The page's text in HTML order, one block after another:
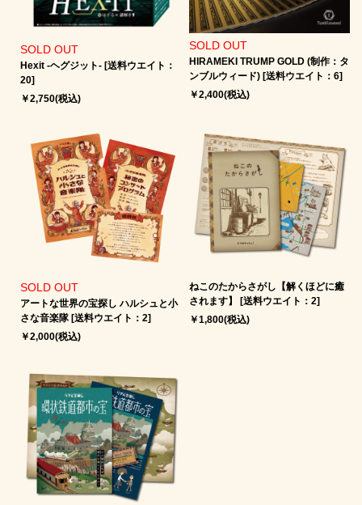
SOLD OUT
Hexit -ヘグジット‐ [送料ウエイト：
20]
￥2,750(税込)
SOLD OUT
HIRAMEKI TRUMP GOLD (制作：タ
ンブルウィード) [送料ウエイト：6]
￥2,400(税込)
SOLD OUT
アートな世界の宝探し ハルシュと小
さな音楽隊 [送料ウエイト：2]
￥2,000(税込)
ねこのたからさがし【解くほどに癒
されます】 [送料ウエイト：2]
￥1,800(税込)